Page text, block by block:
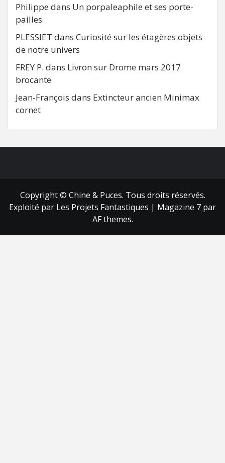
Philippe dans Un porpaleaphile et ses porte-
pailles
PLESSIET dans Curiosité sur les étagères objets
de notre univers
FREY P. dans Livron sur Drome mars 2017
brocante
Jean-François dans Extincteur ancien Minimax
cornet
Copyright © Chine & Puces. Tous droits réservés.
Exploité par Les Projets Fantastiques | Magazine 7 par
AF themes.